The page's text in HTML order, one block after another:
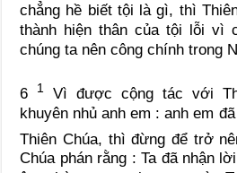
chẳng hề biết tội là gì, thì
thành hiện thân của tội lỗi vì
chúng ta nên công chính trong
6 1
Vì được cộng tác với
khuyên nhủ anh em : anh em
Thiên Chúa, thì đừng để trở
Chúa phán rằng : Ta đã nhận